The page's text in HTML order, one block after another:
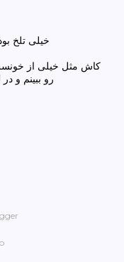
خیلی تلخ
کاش مثل خیلی از
رو ببینم و